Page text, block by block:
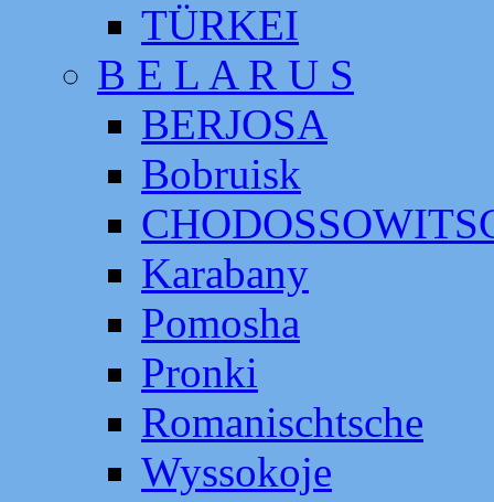
TÜRKEI
B E L A R U S
BERJOSA
Bobruisk
Karabany
Pomosha
Pronki
Romanischtsche
Wyssokoje